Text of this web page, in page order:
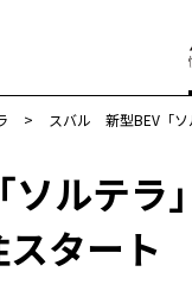
> スバル 新型BEV「
ルテラ
タート